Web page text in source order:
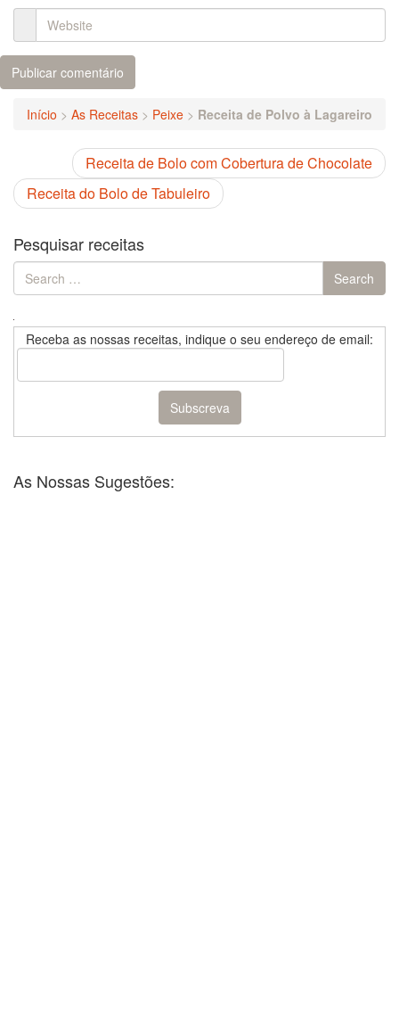
Início > As Receitas > Peixe > Receita de Polvo à Lagareiro
Receita de Bolo com Cobertura de Chocolate
Receita do Bolo de Tabuleiro
Pesquisar receitas
Search
for:
Search
Receba as nossas receitas, indique o seu endereço de email:
As Nossas Sugestões: